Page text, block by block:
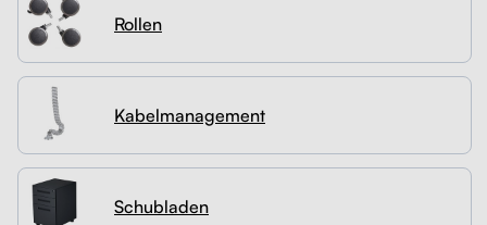
Kabelmanagement
Schubladen
Monitorständer
Tischtrennwände
Kontakt
Rollen
Kabelmanagement
Schubladen